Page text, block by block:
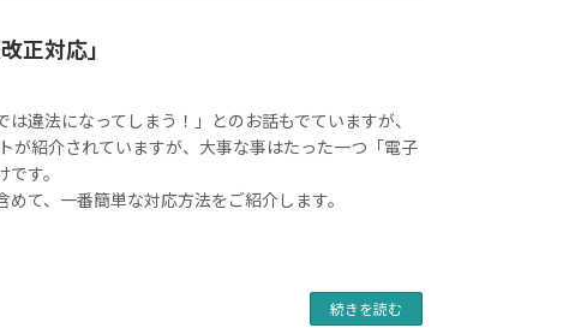
正対応」
違法になってしまう！」とのお話もでていますが、
が紹介されていますが、大事な事はたった一つ「電子
す。
て、一番簡単な対応方法をご紹介します。
続きを読む